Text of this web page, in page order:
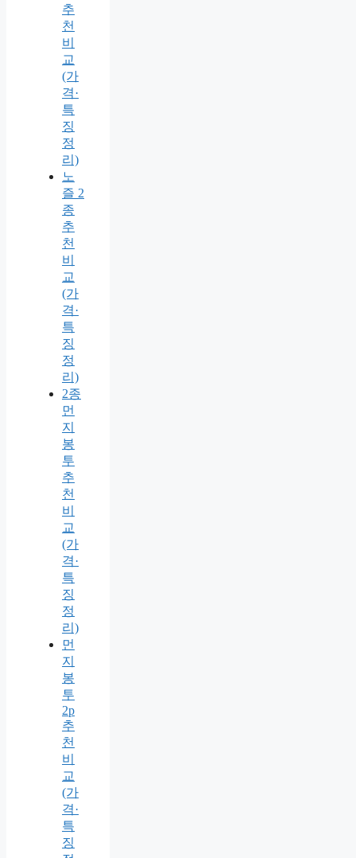
추
천
비
교
(가
격·
특
징
정
리)
노
즐 2
종
추
천
비
교
(가
격·
특
징
정
리)
2종
먼
지
봉
투
추
천
비
교
(가
격·
특
징
정
리)
먼
지
봉
투
2p
추
천
비
교
(가
격·
특
징